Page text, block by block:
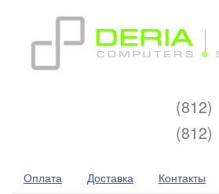
(812)
(812)
Оплата Доставка Контакты